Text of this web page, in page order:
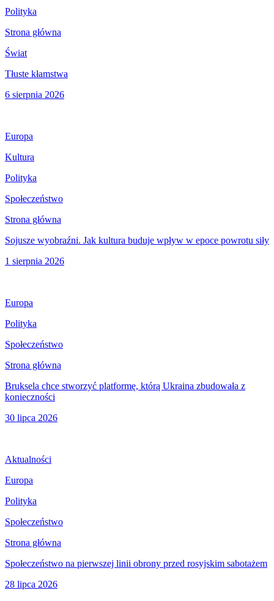
Polityka
Strona główna
Świat
Tłuste kłamstwa
6 sierpnia 2026
Europa
Kultura
Polityka
Społeczeństwo
Strona główna
Sojusze wyobraźni. Jak kultura buduje wpływ w epoce powrotu siły
1 sierpnia 2026
Europa
Polityka
Społeczeństwo
Strona główna
Bruksela chce stworzyć platformę, którą Ukraina zbudowała z
konieczności
30 lipca 2026
Aktualności
Europa
Polityka
Społeczeństwo
Strona główna
Społeczeństwo na pierwszej linii obrony przed rosyjskim sabotażem
28 lipca 2026